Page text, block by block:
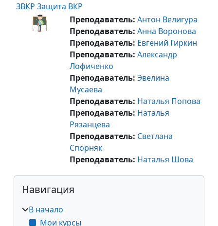
ЗВКР Защита ВКР
Преподаватель: Антон Велигура
Преподаватель: Анна Воронова
Преподаватель: Евгений Гиркин
Преподаватель: Александр
Лофиченко
Преподаватель: Эвелина
Мусаева
Преподаватель: Наталья Попова
Преподаватель: Наталья
Рязанцева
Преподаватель: Cветлана
Спорняк
Преподаватель: Наталья Шова
Блоки
Пропустить Навигация
Навигация
В начало
Мои курсы